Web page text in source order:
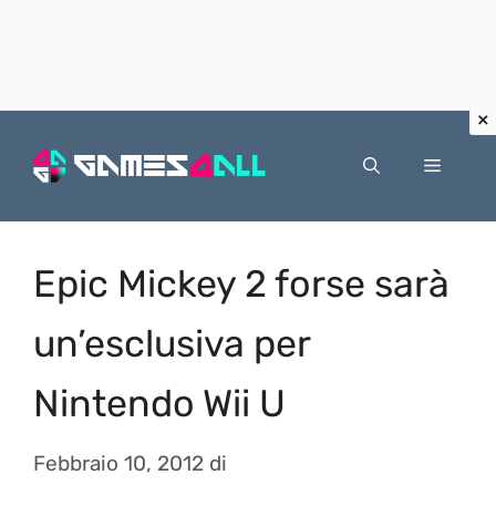
Menu
Epic Mickey 2 forse sarà
un’esclusiva per
Nintendo Wii U
Febbraio 10, 2012 di